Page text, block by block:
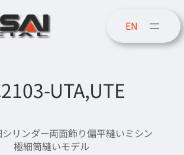
EN
UTA,UTE
リンダー両面飾り偏平縫いミシン
極細筒縫いモデル